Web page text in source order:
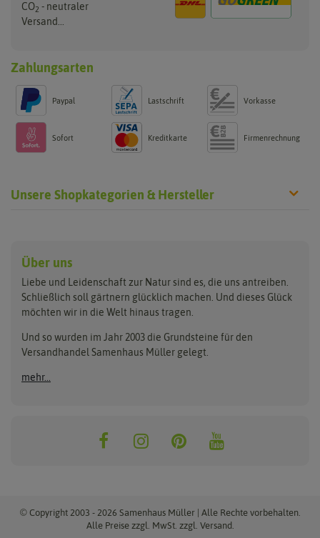
CO2 - neutraler
Versand...
Zahlungsarten
Paypal Lastschrift Vorkasse
Sofort Kreditkarte Firmenrechnung
Unsere Shopkategorien & Hersteller
Anzuchtschalen
Beleuchtung
Erdbeertürme
Folien, Vliese und Netze
Gartengeräte
Nützlinge & Nisthilfen
Keimsprossen
Saatgut für Werbezwecke
Samen-Sets
Gemüsesamen
Exotische Samen
Rasensamen
Pflanzgut
Benary
Buzzy Seeds
Clever Pots
Dürr-Samen
FLORTUS
Greenline
Grüne Oase
ReNatura Vogelwelt
Über uns
Liebe und Leidenschaft zur Natur sind es, die uns antreiben.
Schließlich soll gärtnern glücklich machen. Und dieses Glück
möchten wir in die Welt hinaus tragen.
Und so wurden im Jahr 2003 die Grundsteine für den
Versandhandel Samenhaus Müller gelegt.
mehr...
© Copyright 2003 - 2026 Samenhaus Müller | Alle Rechte vorbehalten.
Alle Preise zzgl. MwSt. zzgl. Versand.